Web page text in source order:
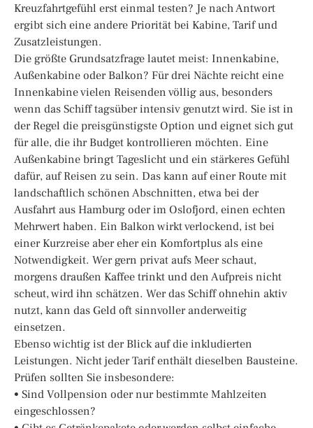
Kreuzfahrtgefühl erst einmal testen? Je nach Antwort
ergibt sich eine andere Priorität bei Kabine, Tarif und
Zusatzleistungen.
Die größte Grundsatzfrage lautet meist: Innenkabine,
Außenkabine oder Balkon? Für drei Nächte reicht eine
Innenkabine vielen Reisenden völlig aus, besonders
wenn das Schiff tagsüber intensiv genutzt wird. Sie ist in
der Regel die preisgünstigste Option und eignet sich gut
für alle, die ihr Budget kontrollieren möchten. Eine
Außenkabine bringt Tageslicht und ein stärkeres Gefühl
dafür, auf Reisen zu sein. Das kann auf einer Route mit
landschaftlich schönen Abschnitten, etwa bei der
Ausfahrt aus Hamburg oder im Oslofjord, einen echten
Mehrwert haben. Ein Balkon wirkt verlockend, ist bei
einer Kurzreise aber eher ein Komfortplus als eine
Notwendigkeit. Wer gern privat aufs Meer schaut,
morgens draußen Kaffee trinkt und den Aufpreis nicht
scheut, wird ihn schätzen. Wer das Schiff ohnehin aktiv
nutzt, kann das Geld oft sinnvoller anderweitig
einsetzen.
Ebenso wichtig ist der Blick auf die inkludierten
Leistungen. Nicht jeder Tarif enthält dieselben Bausteine.
Prüfen sollten Sie insbesondere:
• Sind Vollpension oder nur bestimmte Mahlzeiten
eingeschlossen?